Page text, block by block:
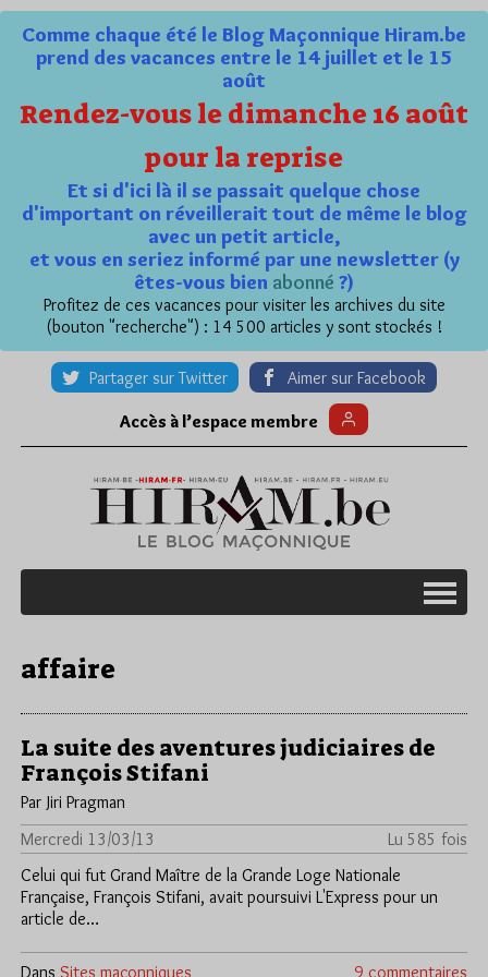
Comme chaque été le Blog Maçonnique Hiram.be
prend des vacances entre le 14 juillet et le 15
août
Rendez-vous le dimanche 16 août
pour la reprise
Et si d'ici là il se passait quelque chose
d'important on réveillerait tout de même le blog
avec un petit article,
et vous en seriez informé par une newsletter (y
êtes-vous bien abonné ?)
Profitez de ces vacances pour visiter les archives du site
(bouton "recherche") : 14 500 articles y sont stockés !
Partager sur Twitter Aimer sur Facebook
Accès à l’espace membre
affaire
La suite des aventures judiciaires de
François Stifani
Par Jiri Pragman
Mercredi 13/03/13
Lu 585 fois
Celui qui fut Grand Maître de la Grande Loge Nationale
Française, François Stifani, avait poursuivi L'Express pour un
article de…
Dans Sites maçonniques 9 commentaires